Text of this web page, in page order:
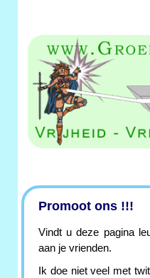
Promoot ons !!!
Vindt u deze pagina
aan je vrienden.
Ik doe niet veel met